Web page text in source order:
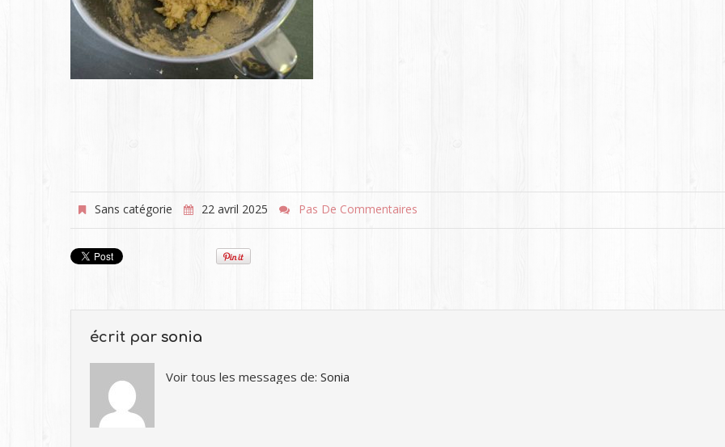
Sans catégorie 22 avril 2025 Pas De Commentaires
écrit par sonia
Voir tous les messages de: Sonia